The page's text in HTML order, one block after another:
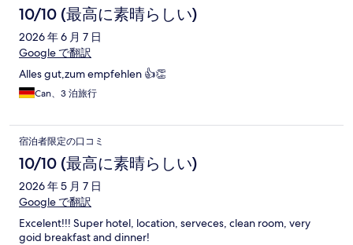
コ
ミ
10/10 (最高に素晴らしい)
2026 年 6 月 7 日
Google で翻訳
Alles gut,zum empfehlen 👍👏
Can、3 泊旅行
宿泊者限定の口コミ
10/10 (最高に素晴らしい)
2026 年 5 月 7 日
Google で翻訳
Excelent!!! Super hotel, location, serveces, clean room, very
goid breakfast and dinner!